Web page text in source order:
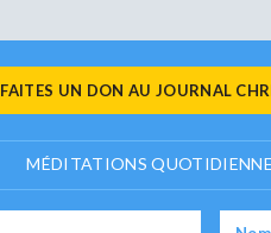
FAITES UN DON AU JOURNAL
MÉDITATIONS